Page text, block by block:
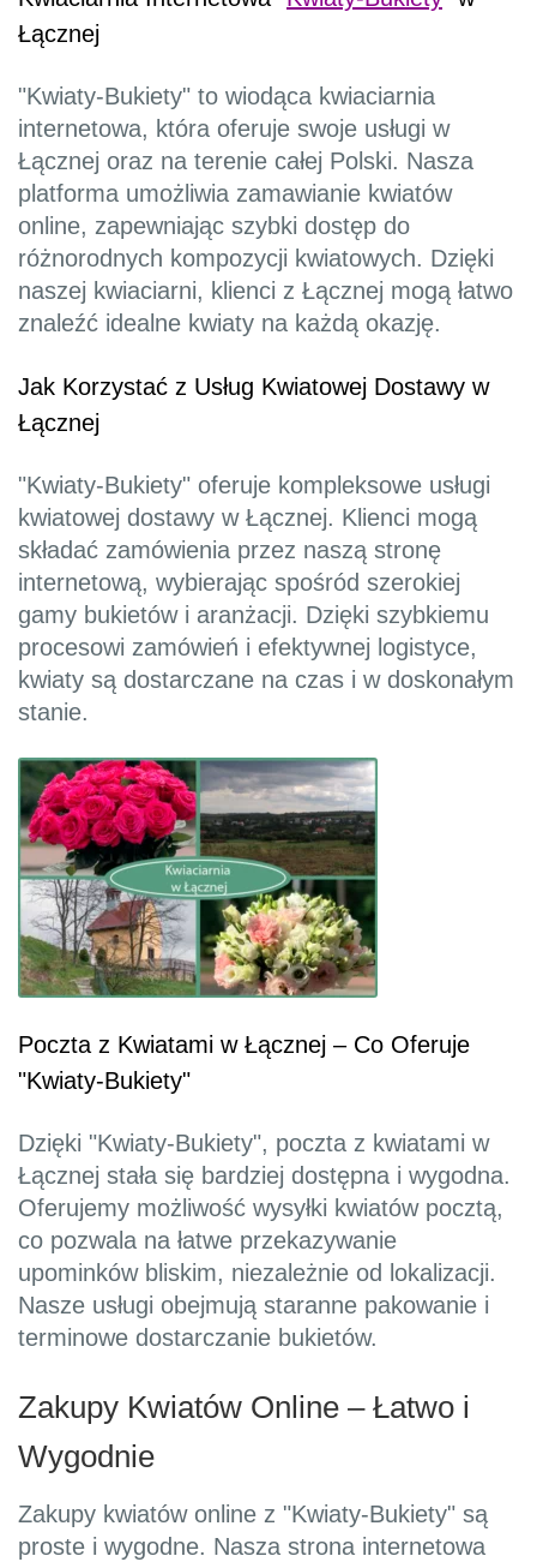
Łącznej
"Kwiaty-Bukiety" to wiodąca kwiaciarnia
internetowa, która oferuje swoje usługi w
Łącznej oraz na terenie całej Polski. Nasza
platforma umożliwia zamawianie kwiatów
online, zapewniając szybki dostęp do
różnorodnych kompozycji kwiatowych. Dzięki
naszej kwiaciarni, klienci z Łącznej mogą łatwo
znaleźć idealne kwiaty na każdą okazję.
Jak Korzystać z Usług Kwiatowej Dostawy w
Łącznej
"Kwiaty-Bukiety" oferuje kompleksowe usługi
kwiatowej dostawy w Łącznej. Klienci mogą
składać zamówienia przez naszą stronę
internetową, wybierając spośród szerokiej
gamy bukietów i aranżacji. Dzięki szybkiemu
procesowi zamówień i efektywnej logistyce,
kwiaty są dostarczane na czas i w doskonałym
stanie.
Poczta z Kwiatami w Łącznej – Co Oferuje
"Kwiaty-Bukiety"
Dzięki "Kwiaty-Bukiety", poczta z kwiatami w
Łącznej stała się bardziej dostępna i wygodna.
Oferujemy możliwość wysyłki kwiatów pocztą,
co pozwala na łatwe przekazywanie
upominków bliskim, niezależnie od lokalizacji.
Nasze usługi obejmują staranne pakowanie i
terminowe dostarczanie bukietów.
Zakupy Kwiatów Online – Łatwo i
Wygodnie
Zakupy kwiatów online z "Kwiaty-Bukiety" są
proste i wygodne. Nasza strona internetowa